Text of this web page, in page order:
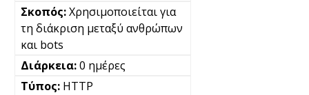
Χρησιμοποιείται για
τη διάκριση μεταξύ ανθρώπων
και bots
0 ημέρες
HTTP